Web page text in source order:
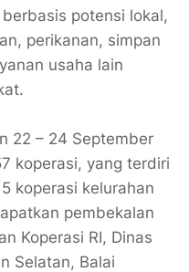
potensi lokal,
perikanan, simpan
usaha lain
22 – 24 September
koperasi, yang terdiri
koperasi kelurahan
pembekalan
Koperasi RI, Dinas
Selatan, Balai